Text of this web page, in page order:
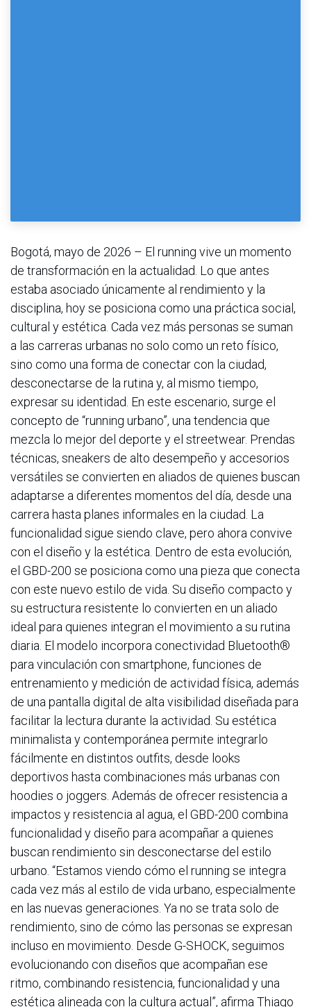
Bogotá, mayo de 2026 – El running vive un momento
de transformación en la actualidad. Lo que antes
estaba asociado únicamente al rendimiento y la
disciplina, hoy se posiciona como una práctica social,
cultural y estética. Cada vez más personas se suman
a las carreras urbanas no solo como un reto físico,
sino como una forma de conectar con la ciudad,
desconectarse de la rutina y, al mismo tiempo,
expresar su identidad. En este escenario, surge el
concepto de “running urbano”, una tendencia que
mezcla lo mejor del deporte y el streetwear. Prendas
técnicas, sneakers de alto desempeño y accesorios
versátiles se convierten en aliados de quienes buscan
adaptarse a diferentes momentos del día, desde una
carrera hasta planes informales en la ciudad. La
funcionalidad sigue siendo clave, pero ahora convive
con el diseño y la estética. Dentro de esta evolución,
el GBD-200 se posiciona como una pieza que conecta
con este nuevo estilo de vida. Su diseño compacto y
su estructura resistente lo convierten en un aliado
ideal para quienes integran el movimiento a su rutina
diaria. El modelo incorpora conectividad Bluetooth®
para vinculación con smartphone, funciones de
entrenamiento y medición de actividad física, además
de una pantalla digital de alta visibilidad diseñada para
facilitar la lectura durante la actividad. Su estética
minimalista y contemporánea permite integrarlo
fácilmente en distintos outfits, desde looks
deportivos hasta combinaciones más urbanas con
hoodies o joggers. Además de ofrecer resistencia a
impactos y resistencia al agua, el GBD-200 combina
funcionalidad y diseño para acompañar a quienes
buscan rendimiento sin desconectarse del estilo
urbano. “Estamos viendo cómo el running se integra
cada vez más al estilo de vida urbano, especialmente
en las nuevas generaciones. Ya no se trata solo de
rendimiento, sino de cómo las personas se expresan
incluso en movimiento. Desde G-SHOCK, seguimos
evolucionando con diseños que acompañan ese
ritmo, combinando resistencia, funcionalidad y una
estética alineada con la cultura actual”, afirma Thiago